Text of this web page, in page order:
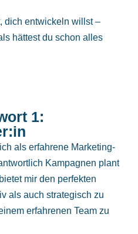
dich entwickeln willst –
hättest du schon alles
1:
als erfahrene Marketing-
Kampagnen plant
mir den perfekten
als auch strategisch zu
erfahrenen Team zu